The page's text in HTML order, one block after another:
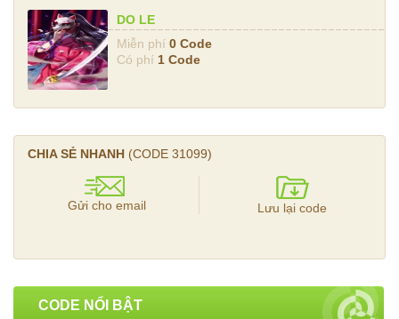
DO LE
Miễn phí 0 Code
Có phí 1 Code
CHIA SẺ NHANH (CODE 31099)
Gửi cho email Lưu lại code
CODE NỔI BẬT